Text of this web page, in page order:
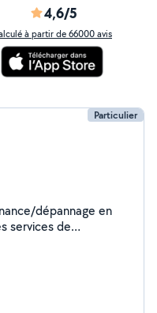
4,6/5
à partir de 66000 avis
Particulier
dépannage en
services de